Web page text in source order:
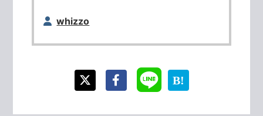
whizzo